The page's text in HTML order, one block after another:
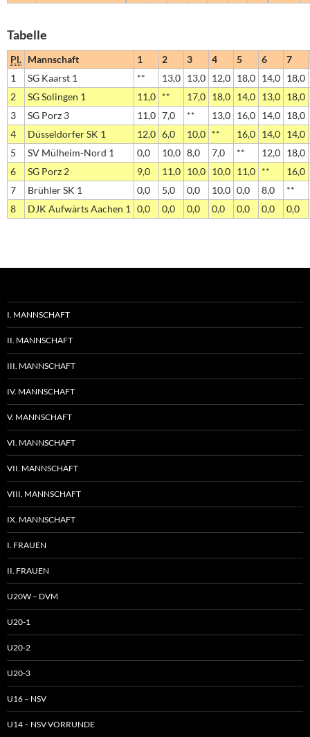
Tabelle
Pl. Mannschaft 1 2 3 4 5 6
7
1
SG Kaarst 1 ** 13,0 13,0 12,0 18,0 14,0 18,0
2
SG Solingen 1 11,0 ** 17,0 18,0 14,0 13,0 18,0
3
SG Porz 3 11,0 7,0 ** 13,0 16,0 14,0 18,0
4
Düsseldorfer SK 1 12,0 6,0 10,0 ** 16,0 14,0 14,0
5
SV Mülheim-Nord 1 0,0 10,0 8,0 7,0 ** 12,0 18,0
6
SG Porz 2 9,0 11,0 10,0 10,0 11,0 **
16,0
7
Brühler SK 1 0,0 5,0 0,0 10,0 0,0 8,0
**
8
DJK Aufwärts Aachen 1 0,0 0,0 0,0 0,0 0,0 0,0 0,0
I. MANNSCHAFT
II. MANNSCHAFT
III. MANNSCHAFT
IV. MANNSCHAFT
V. MANNSCHAFT
VI. MANNSCHAFT
VII. MANNSCHAFT
VIII. MANNSCHAFT
IX. MANNSCHAFT
I. FRAUEN
II. FRAUEN
U20W – DVM
U20-1
U20-2
U20-3
U16 – NSV
U14 – NSV VORRUNDE